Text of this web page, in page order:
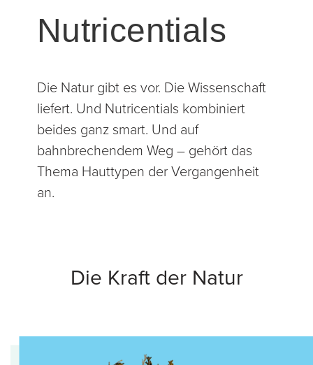
Nutricentials
Die Natur gibt es vor. Die Wissenschaft
liefert. Und Nutricentials kombiniert
beides ganz smart. Und auf
bahnbrechendem Weg – gehört das
Thema Hauttypen der Vergangenheit
an.
Die Kraft der Natur